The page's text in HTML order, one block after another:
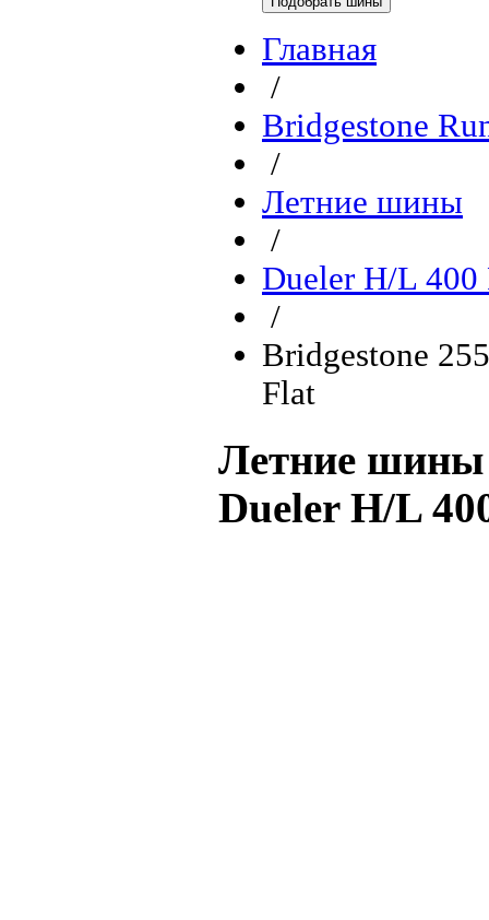
Главная
/
Bridgestone
/
Летние шины
/
Dueler H/L 400
/
Bridgestone
Flat
Летние шины
Dueler H/L